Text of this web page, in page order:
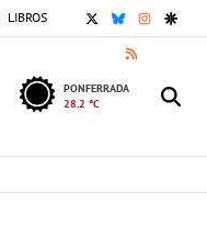
LIBROS X BLUESKY
RSS
PONFERRADA
28.2 °C